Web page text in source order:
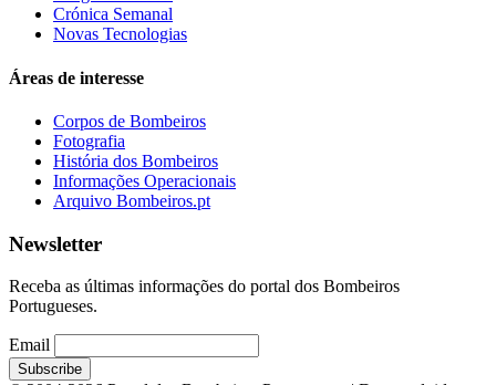
Crónica Semanal
Novas Tecnologias
Áreas de interesse
Corpos de Bombeiros
Fotografia
História dos Bombeiros
Informações Operacionais
Arquivo Bombeiros.pt
Newsletter
Receba as últimas informações do portal dos Bombeiros
Portugueses.
Email